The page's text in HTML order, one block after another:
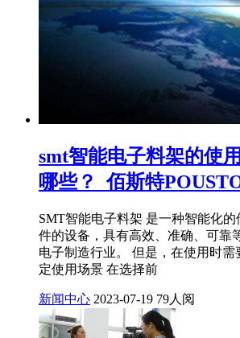
smt智能电子料架的使
哪些？_佰斯特
SMT智能电子料架 是一种智能化
件的设备，具有高效、准确、可靠
电子制造行业。 但是，在使用时需
定使用场景 在选择前
新闻中心 2023-07-19 79人阅